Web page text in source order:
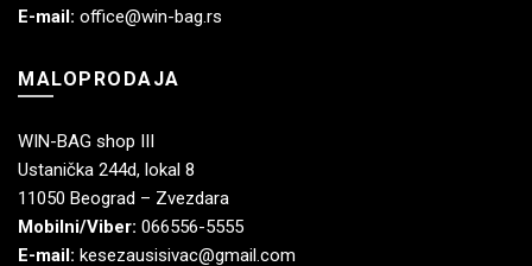
E-mail: office@win-bag.rs
MALOPRODAJA
WIN-BAG shop III
Ustanička 244d, lokal 8
11050 Beograd – Zvezdara
Mobilni/Viber: 066556-5555
E-mail: kesezausisivac@gmail.com